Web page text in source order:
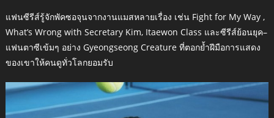
แฟนซีรีส์รู้จักพัคซอจุนจากงานแมสหลายเรื่อง เช่น Fight for My Way ,
What’s Wrong with Secretary Kim, Itaewon Class และซีรีส์ย้อนยุค–
แฟนตาซีเข้มๆ อย่าง Gyeongseong Creature ที่ตอกย้ำฝีมือการแสดง
ของเขาให้คนดูทั่วโลกยอมรับ